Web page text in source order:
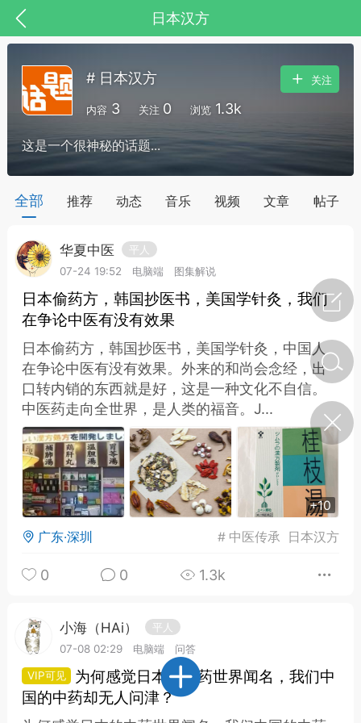
日本汉方
，华夏中医人：家门口的中医人！
节气气象
·特急预警】关
节返乡期间“闪
急提示
0
如何购买【理肺清瘟膏】
【养正护络膏】？
2
养要义
0
女子五七，阳明脉衰：女性
养颜首重阳明胃经
# 日本汉方
内容 3 关注 0 浏览 1.3k
关注
这是一个很神秘的话题...
全部 推荐 动态 音乐 视频 文章 帖子
华夏中医
平人
07-24 19:52
电脑端 图集解说
日本偷药方，韩国抄医书，美国学针灸，我们
在争论中医有没有效果
日本偷药方，韩国抄医书，美国学针灸，中国人
在争论中医有没有效果。外来的和尚会念经，出
口转内销的东西就是好，这是一种文化不自信。
中医药走向全世界，是人类的福音。J...
+10
广东·深圳 # 中医传承 日本汉方
0 0 1.3k
小海（HAi）
平人
07-08 02:29
电脑端 问答
为何感觉日本的中药世界闻名，我们中
国的中药却无人问津？